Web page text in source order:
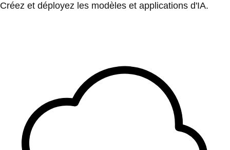
Créez et déployez les modèles et applications d'IA.